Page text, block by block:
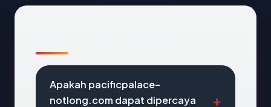
Apakah pacificpalace-
notlong.com dapat dipercaya